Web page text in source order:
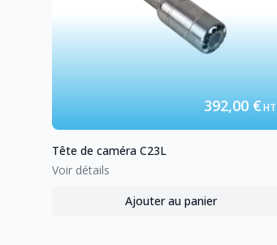
Tête de caméra C23L
Voir détails
392,00 €HT
Ajouter au panier
,Tête de caméra